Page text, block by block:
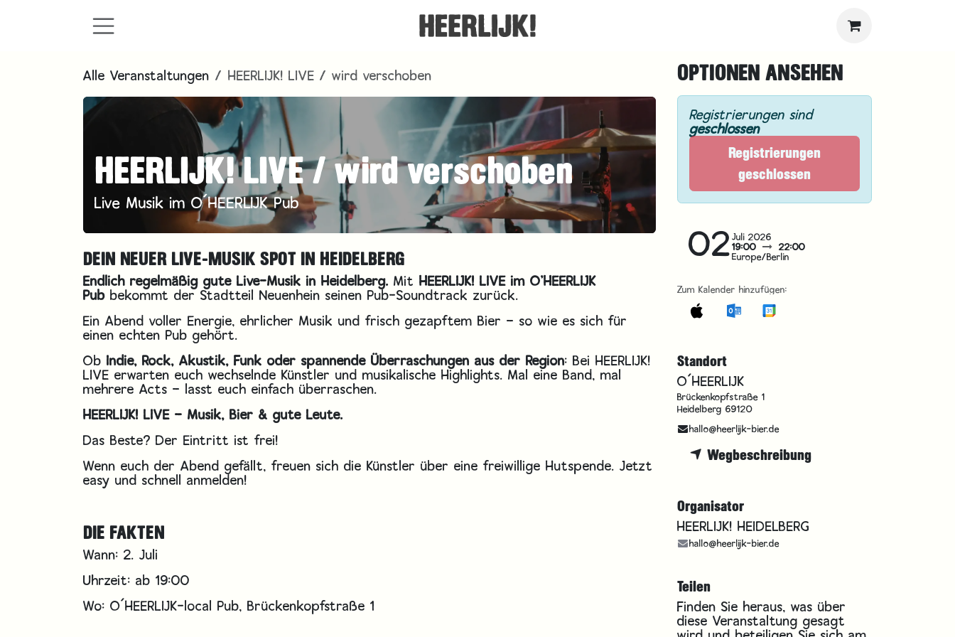
Alle Veranstaltungen HEERLIJK! LIVE / wird verschoben
HEERLIJK! LIVE / wird verschoben
Live Musik im O´HEERLIJK Pub
DEIN NEUER LIVE-MUSIK SPOT IN HEIDELBERG
Endlich regelmäßig gute Live-Musik in Heidelberg. Mit HEERLIJK! LIVE im O’HEERLIJK
Pub bekommt der Stadtteil Neuenhein seinen Pub-Soundtrack zurück.
Ein Abend voller Energie, ehrlicher Musik und frisch gezapftem Bier – so wie es sich für
einen echten Pub gehört.
Ob Indie, Rock, Akustik, Funk oder spannende Überraschungen aus der Region: Bei HEERLIJK!
LIVE erwarten euch wechselnde Künstler und musikalische Highlights. Mal eine Band, mal
mehrere Acts – lasst euch einfach überraschen.
HEERLIJK! LIVE – Musik, Bier & gute Leute.
Das Beste? Der Eintritt ist frei!
Wenn euch der Abend gefällt, freuen sich die Künstler über eine freiwillige Hutspende. Jetzt
easy und schnell anmelden!
DIE FAKTEN
Wann: 2. Juli
Uhrzeit: ab 19:00
Wo: O´HEERLIJK-local Pub, Brückenkopfstraße 1
OPTIONEN ANSEHEN
Registrierungen sind
geschlossen
Registrierungen
geschlossen
02Juli 2026
19:00 22:00
Europe/Berlin
Zum Kalender hinzufügen:
Standort
O´HEERLIJK
Brückenkopfstraße 1
Heidelberg 69120
hallo@heerlijk-bier.de
Wegbeschreibung
Organisator
HEERLIJK! HEIDELBERG
hallo@heerlijk-bier.de
Teilen
Finden Sie heraus, was über
diese Veranstaltung gesagt